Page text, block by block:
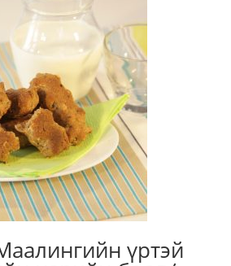
үртэй